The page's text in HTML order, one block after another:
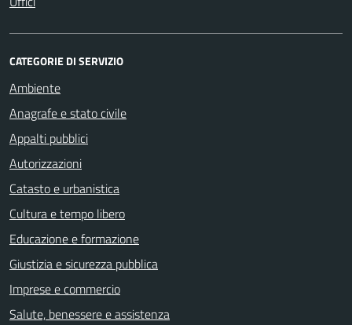
CATEGORIE DI SERVIZIO
Ambiente
Anagrafe e stato civile
Appalti pubblici
Autorizzazioni
Catasto e urbanistica
Cultura e tempo libero
Educazione e formazione
Giustizia e sicurezza pubblica
Imprese e commercio
Salute, benessere e assistenza